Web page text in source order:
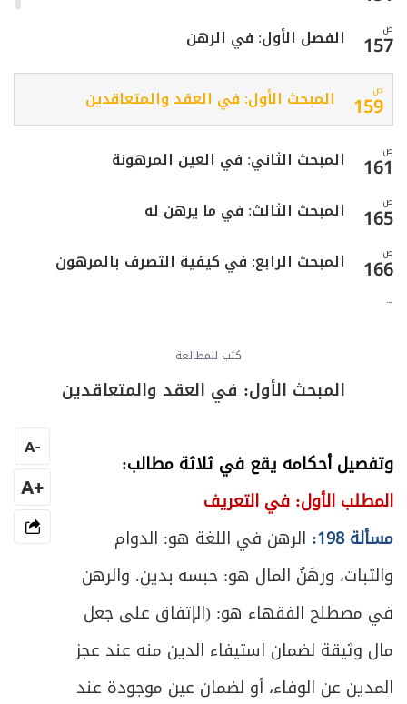
كتب للمطالعة
المبحث الأول: في العقد والمتعاقدين
وتفصيل أحكامه يقع في ثلاثة مطالب:
المطلب الأول: في التعريف
مسألة 198:
الرهن في اللغة هو: الدوام
والثبات، ورهَنُ المال هو: حبسه بدين. والرهن
في مصطلح الفقهاء هو: (الإتفاق على جعل
مال وثيقة لضمان استيفاء الدين منه عند عجز
المدين عن الوفاء، أو لضمان عين موجودة عند
-
A
+A
ص
157 الفصل الأول: في الرهن
ص
159 المبحث الأول: في العقد والمتعاقدين
ص
161 المبحث الثاني: في العين المرهونة
ص
165 المبحث الثالث: في ما يرهن له
ص
166 المبحث الرابع: في كيفية التصرف بالمرهون
ص
الفصل الثاني: في الكفالة
ص
180 المبحث الثاني: في كيفية القيام بالكفالة
ص 185 الفصل الثالث: في الضمان
188 المبحث الأول: في عقد الضمان والشروط
ص
192 المبحث الثاني: في كيفية الأداء
ص
197 المبحث الثالث: في أحكام التنازع